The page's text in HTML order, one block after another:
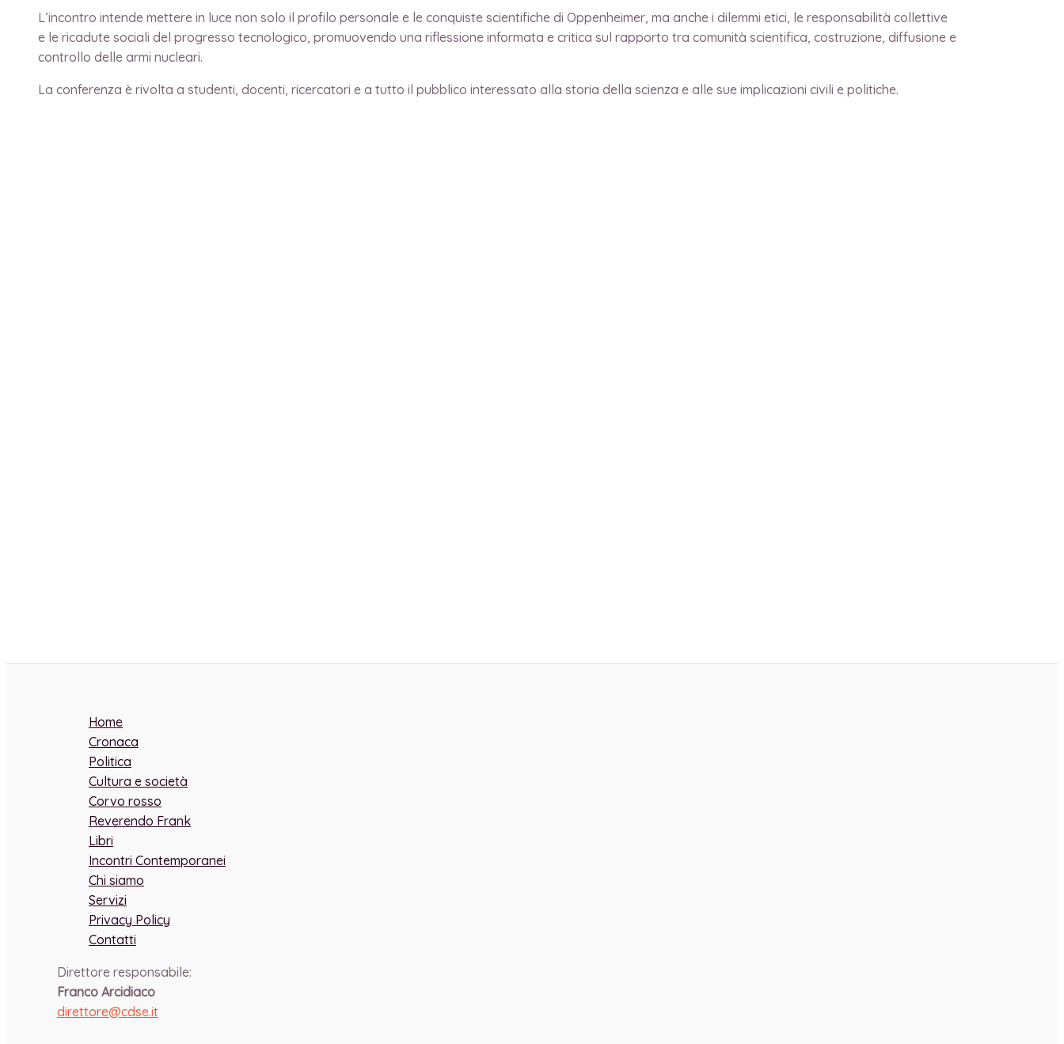
L’incontro intende mettere in luce non solo il profilo personale e le conquiste scientifiche di Oppenheimer, ma anche i dilemmi etici, le responsabilità collettive
e le ricadute sociali del progresso tecnologico, promuovendo una riflessione informata e critica sul rapporto tra comunità scientifica, costruzione, diffusione e
controllo delle armi nucleari.
La conferenza è rivolta a studenti, docenti, ricercatori e a tutto il pubblico interessato alla storia della scienza e alle sue implicazioni civili e politiche.
Home
Cronaca
Politica
Cultura e società
Corvo rosso
Reverendo Frank
Libri
Incontri Contemporanei
Chi siamo
Servizi
Privacy Policy
Contatti
Direttore responsabile:
Franco Arcidiaco
direttore@cdse.it